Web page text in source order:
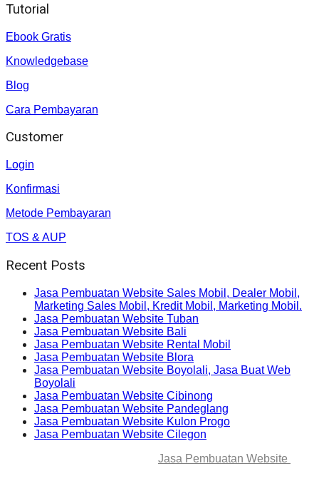
Tutorial
Ebook Gratis
Knowledgebase
Blog
Cara Pembayaran
Customer
Login
Konfirmasi
Metode Pembayaran
TOS & AUP
Recent Posts
Jasa Pembuatan Website Sales Mobil, Dealer Mobil,
Marketing Sales Mobil, Kredit Mobil, Marketing Mobil.
Jasa Pembuatan Website Tuban
Jasa Pembuatan Website Bali
Jasa Pembuatan Website Rental Mobil
Jasa Pembuatan Website Blora
Jasa Pembuatan Website Boyolali, Jasa Buat Web
Boyolali
Jasa Pembuatan Website Cibinong
Jasa Pembuatan Website Pandeglang
Jasa Pembuatan Website Kulon Progo
Jasa Pembuatan Website Cilegon
Jasa Pembuatan Website